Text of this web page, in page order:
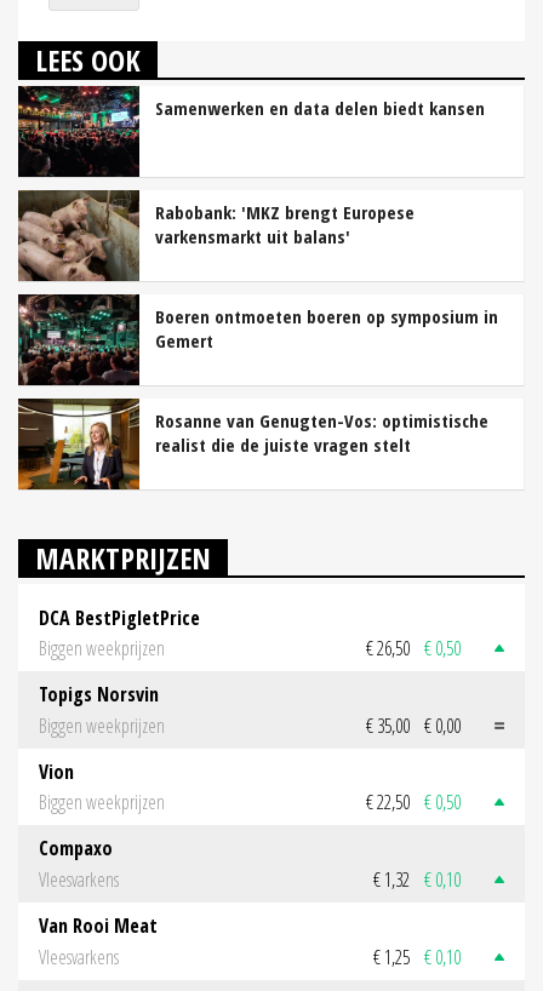
LEES OOK
Samenwerken en data delen biedt kansen
Rabobank: 'MKZ brengt Europese
varkensmarkt uit balans'
Boeren ontmoeten boeren op symposium in
Gemert
Rosanne van Genugten-Vos: optimistische
realist die de juiste vragen stelt
MARKTPRIJZEN
DCA BestPigletPrice
Biggen weekprijzen
€ 26,50 € 0,50
Topigs Norsvin
Biggen weekprijzen
€ 35,00 € 0,00
Vion
Biggen weekprijzen
€ 22,50 € 0,50
Compaxo
Vleesvarkens
€ 1,32 € 0,10
Van Rooi Meat
Vleesvarkens
€ 1,25 € 0,10